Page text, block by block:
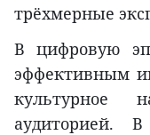
трёхмерные
В цифровую
эффективным
культурное
аудиторией.